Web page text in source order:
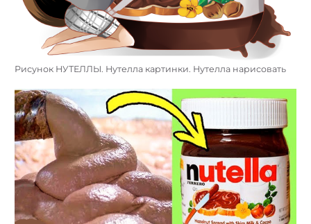
Рисунок НУТЕЛЛЫ. Нутелла картинки. Нутелла нарисовать